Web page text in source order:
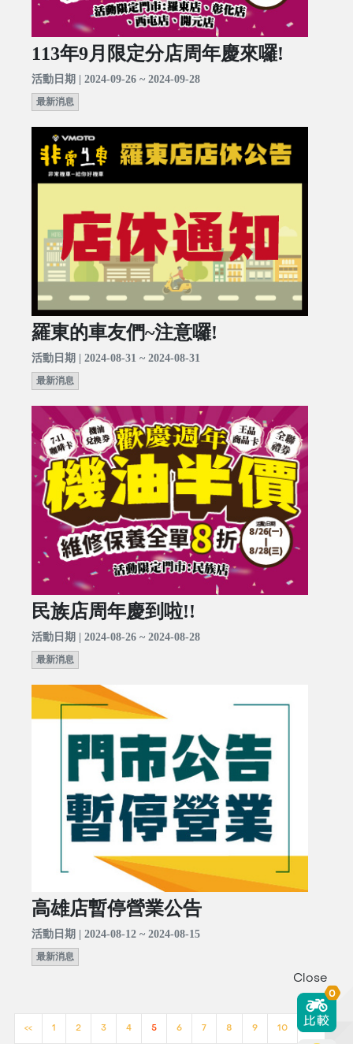
113年9月限定分店周年慶來囉!
活動日期 | 2024-09-26 ~ 2024-09-28
最新消息
羅東的車友們~注意囉!
活動日期 | 2024-08-31 ~ 2024-08-31
最新消息
民族店周年慶到啦!!
活動日期 | 2024-08-26 ~ 2024-08-28
最新消息
高雄店暫停營業公告
活動日期 | 2024-08-12 ~ 2024-08-15
最新消息
<< 1 2 3 4 5 6 7 8 9 10 >>
Close
0